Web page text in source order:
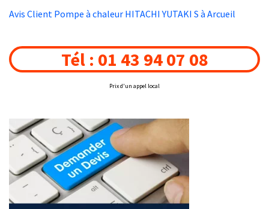
Avis Client Pompe à chaleur HITACHI YUTAKI S à Arcueil
Tél : 01 43 94 07 08
Prix d'un appel local